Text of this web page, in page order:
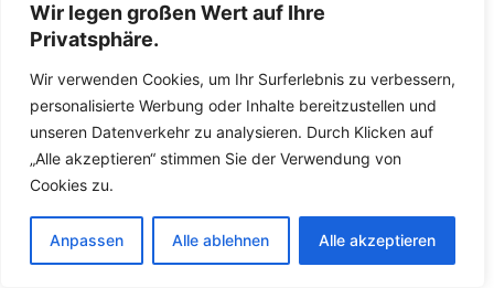
Wir legen großen Wert auf Ihre
Privatsphäre.
Wir verwenden Cookies, um Ihr Surferlebnis zu verbessern,
personalisierte Werbung oder Inhalte bereitzustellen und
unseren Datenverkehr zu analysieren. Durch Klicken auf
„Alle akzeptieren“ stimmen Sie der Verwendung von
Cookies zu.
Anpassen Alle ablehnen Alle akzeptieren
sich nicht mehr drehen lässt, im Schloss abgebrochen
ist oder das Schloss nach einem versuchten Einbruch
beschädigt wurde, stehen die Fachkräfte Ihnen mit
fachkundiger Hilfe zur Seite. Zunächst versuchen die
Fachkräfte, das defekte Schloss zu reparieren oder den
abgebrochenen Schlüssel zu entfernen. Gelingt dies
nicht oder ist die Sicherheit nicht mehr gewährleistet,
haben, über Nacht mit einer unverschlossenen Tür